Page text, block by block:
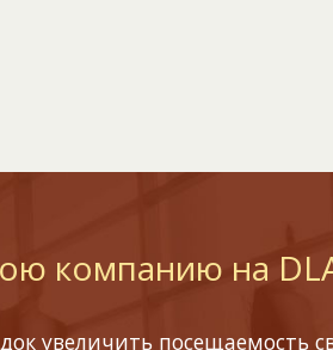
компанию на
увеличить посещаемость